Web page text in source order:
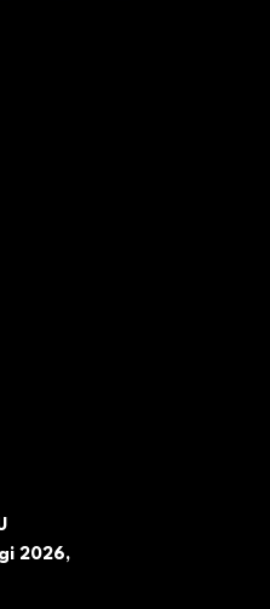
2026,